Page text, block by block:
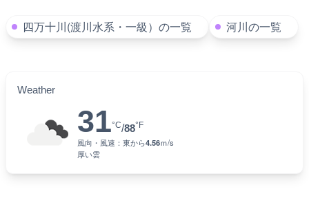
四万十川(渡川水系・一級）の一覧 河川の一覧
Weather
31°C/88°F
風向・風速： 東から4.56ｍ/s
厚い雲